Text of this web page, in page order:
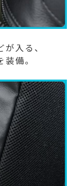
入る、
備。